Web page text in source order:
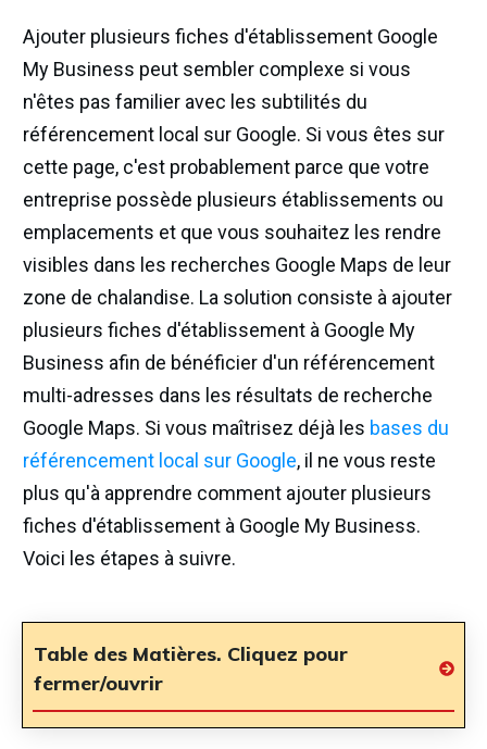
Ajouter plusieurs fiches d'établissement Google
My Business peut sembler complexe si vous
n'êtes pas familier avec les subtilités du
référencement local sur Google. Si vous êtes sur
cette page, c'est probablement parce que votre
entreprise possède plusieurs établissements ou
emplacements et que vous souhaitez les rendre
visibles dans les recherches Google Maps de leur
zone de chalandise. La solution consiste à ajouter
plusieurs fiches d'établissement à Google My
Business afin de bénéficier d'un référencement
multi-adresses dans les résultats de recherche
Google Maps. Si vous maîtrisez déjà les bases du
référencement local sur Google, il ne vous reste
plus qu'à apprendre comment ajouter plusieurs
fiches d'établissement à Google My Business.
Voici les étapes à suivre.
Table des Matières. Cliquez pour
fermer/ouvrir